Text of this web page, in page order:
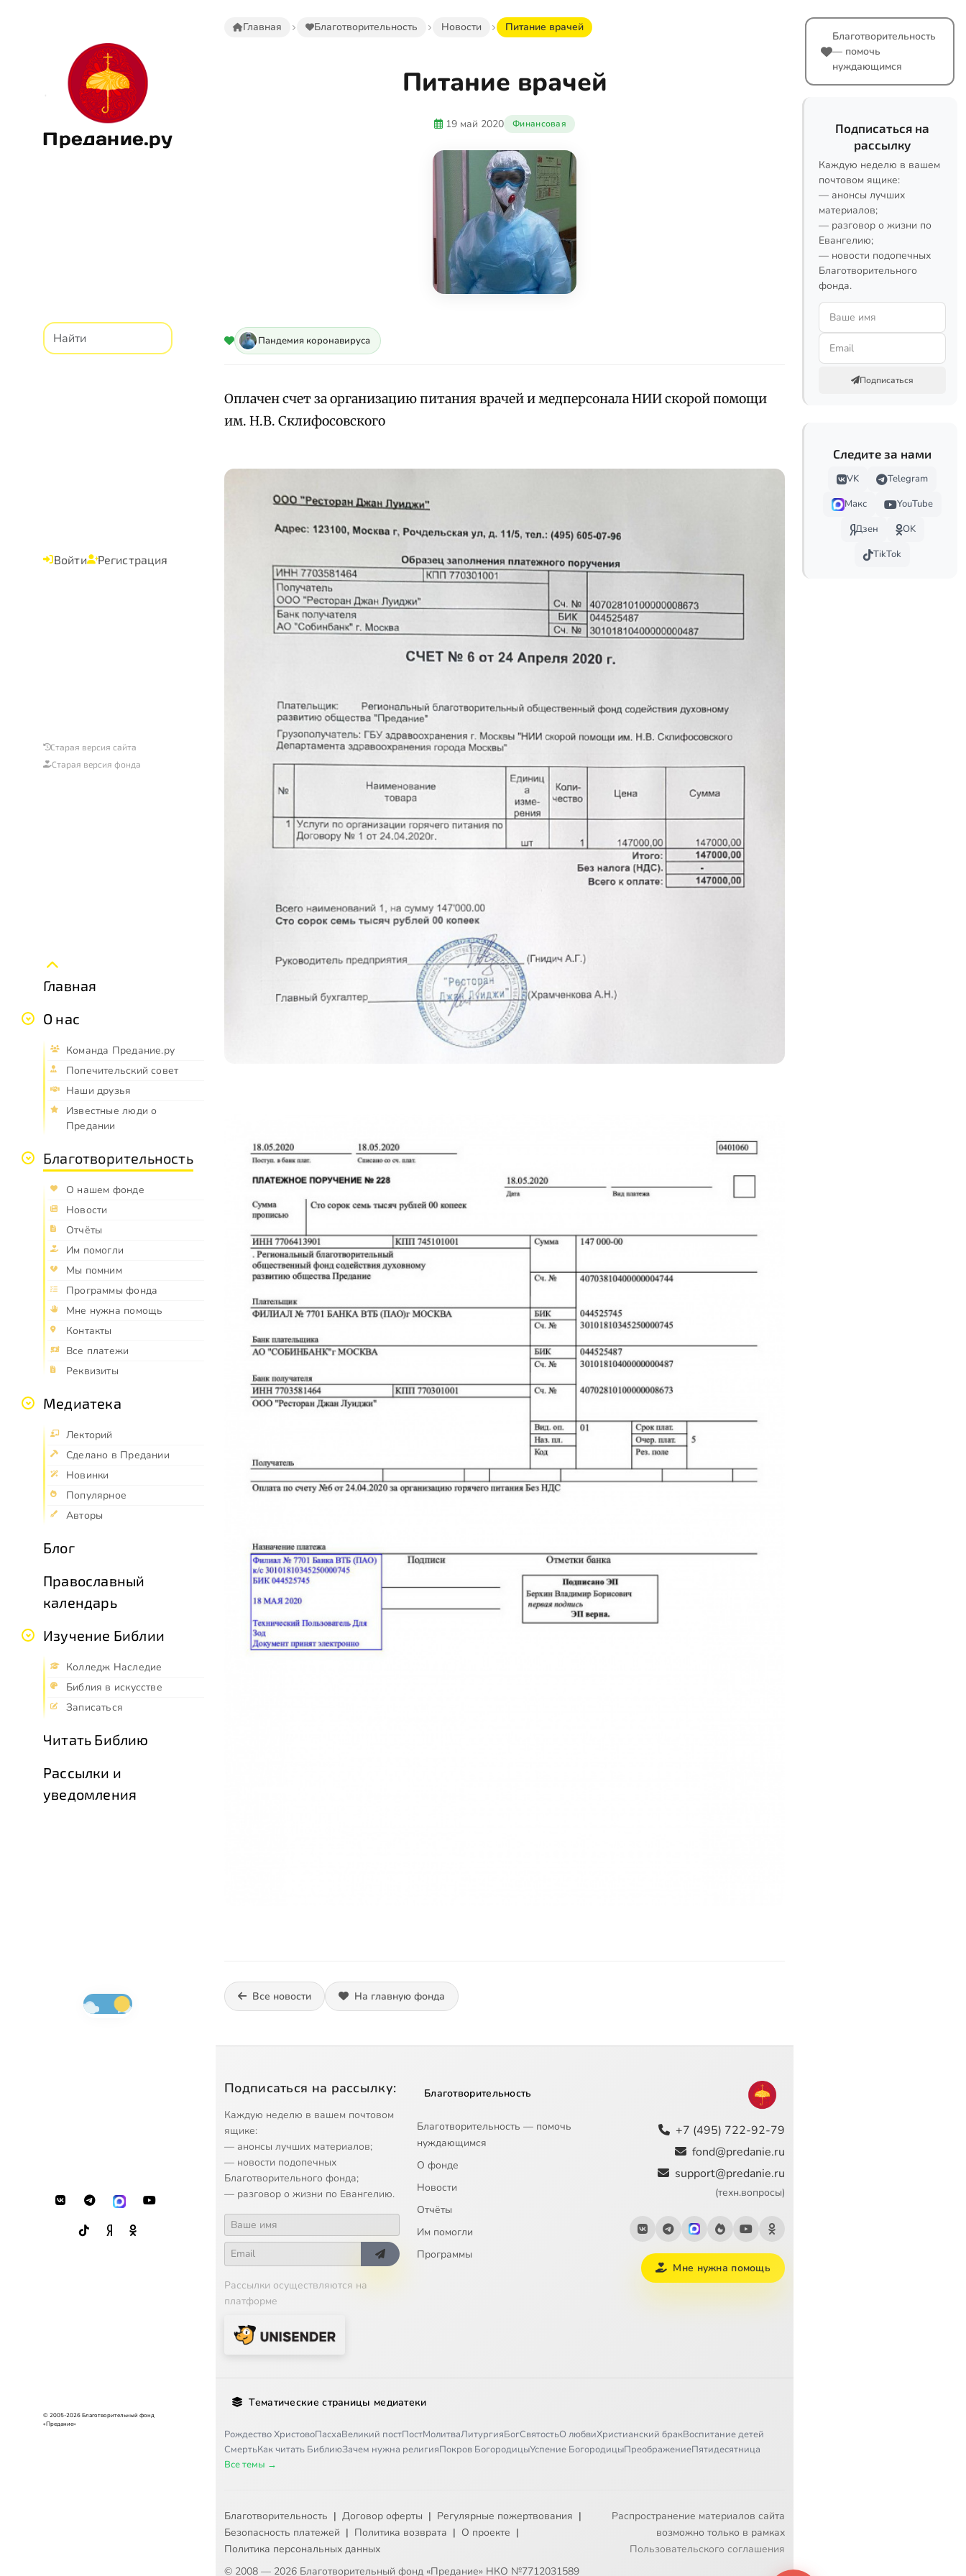
Предание.ру
Войти Регистрация
Старая версия сайта
Старая версия фонда
Главная
О нас
Команда Предание.ру
Попечительский совет
Наши друзья
Известные люди о
Предании
Благотворительность
О нашем фонде
Новости
Отчёты
Им помогли
Мы помним
Программы фонда
Мне нужна помощь
Контакты
Все платежи
Реквизиты
Медиатека
Лекторий
Сделано в Предании
Новинки
Популярное
Авторы
Блог
Православный
календарь
Изучение Библии
Колледж Наследие
Библия в искусстве
Записаться
Читать Библию
Рассылки и
уведомления
© 2005-2026 Благотворительный фонд
«Предание»
Главная Благотворительность Новости Питание врачей
Питание врачей
19 май 2020 Финансовая
Пандемия коронавируса
Оплачен счет за организацию питания врачей и медперсонала НИИ скорой помощи
им. Н.В. Склифосовского
Все новости На главную фонда
Подписаться на рассылку:
Каждую неделю в вашем почтовом
ящике:
— анонсы лучших материалов;
— новости подопечных
Благотворительного фонда;
— разговор о жизни по Евангелию.
Рассылки осуществляются на
платформе
Благотворительность
Благотворительность — помочь
нуждающимся
О фонде
Новости
Отчёты
Им помогли
Программы
+7 (495) 722-92-79
fond@predanie.ru
support@predanie.ru
(техн.вопросы)
Мне нужна помощь
Тематические страницы медиатеки
Рождество ХристовоПасхаВеликий постПостМолитваЛитургияБогСвятостьО любвиХристианский бракВоспитание детей
СмертьКак читать БиблиюЗачем нужна религияПокров БогородицыУспение БогородицыПреображениеПятидесятница
Все темы →
Благотворительность | Договор оферты | Регулярные пожертвования |
Безопасность платежей | Политика возврата | О проекте |
Политика персональных данных
© 2008 — 2026 Благотворительный фонд «Предание» НКО №7712031589
Распространение материалов сайта
возможно только в рамках
Пользовательского соглашения
Благотворительность
— помочь
нуждающимся
Подписаться на
рассылку
Каждую неделю в вашем
почтовом ящике:
— анонсы лучших
материалов;
— разговор о жизни по
Евангелию;
— новости подопечных
Благотворительного
фонда.
Подписаться
Следите за нами
VK
Telegram
Макс
YouTube
Дзен
OK
TikTok